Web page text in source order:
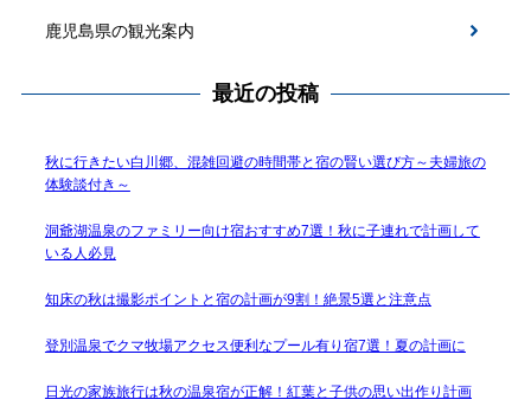
鹿児島県の観光案内
最近の投稿
秋に行きたい白川郷、混雑回避の時間帯と宿の賢い選び方～夫婦旅の
体験談付き～
洞爺湖温泉のファミリー向け宿おすすめ7選！秋に子連れで計画して
いる人必見
知床の秋は撮影ポイントと宿の計画が9割！絶景5選と注意点
登別温泉でクマ牧場アクセス便利なプール有り宿7選！夏の計画に
日光の家族旅行は秋の温泉宿が正解！紅葉と子供の思い出作り計画